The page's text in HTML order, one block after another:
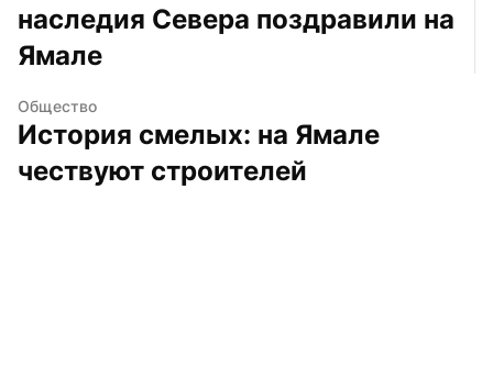
наследия Севера поздравили на
Ямале
Общество
История смелых: на Ямале
чествуют строителей